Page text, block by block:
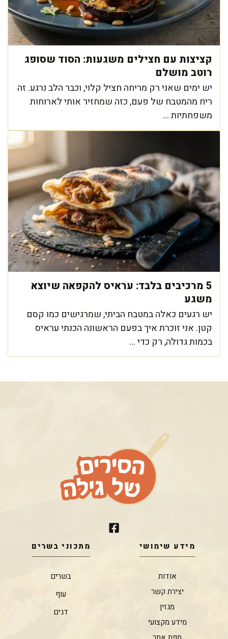
קציצות עם חצילים משגעות: הסוד שסופג
רוטב מושלם
יש ימים שאני רק מריחה חציל קלוי, וכבר הלב נרגע. זה
ריח מהמטבח של פעם, כזה שמחזיר אותי לארוחות
משפחתיות ...
5 מרכיבים בלבד: עראיס להקפאה שיוצא
משגע
יש רגעים כאלה במטבח הביתי, שמרגישים כמו קסם
קטן. אני זוכרת איך בפעם הראשונה הכנתי עראיס
בכמות גדולה, רק כדי ...
מידע שימושי
אודות
יצירת קשר
מגזין
מידע מקצועי
מתכוני בשרים
בשרים
עוף
דגים